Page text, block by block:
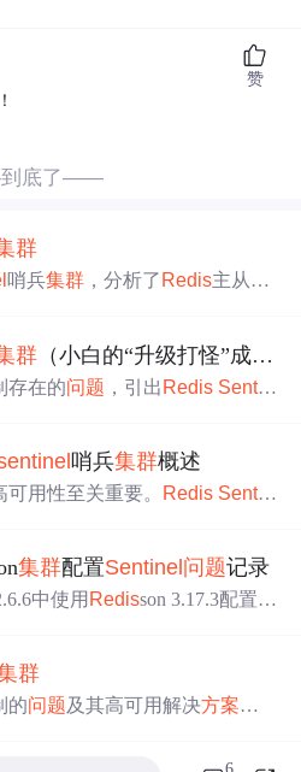
赞
底了——
群
哨兵集群 ，分析了 Redis主从复
。还给出了Sentinel集群部署
从集群配置、Sentinel集群配
群 （小白的“升级打怪”成长之路）
存在的问题 ，引出 Redis Sentin
部署步骤，如案例环境、主从
置及测试等，有效解决Redis高
哨兵集群概述
可用性至关重要。 Redis Sentin
线、领导者选举和故障转移，
案例，提升了系统可用性。
集群配置Sentinel问题记录
中使用 Redisson 3.17.3配置R
他服务器信息，并重启服务，
到，sentinel之间的自动发现可
群
的问题及其高可用解决方案